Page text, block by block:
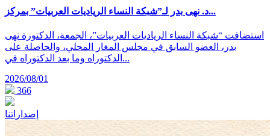
د. نهى بدر لـ”شبكة النساء الرياديات العربيات” بمركز...
استضافت “شبكة النساء الرياديات العربيات”، الجمعة، الدكتورة نهى
بدر، العضو السابق في مجلس المغار المحلي، والحاصلة على
الدكتوراه وما بعد الدكتوراه في...
2026/08/01
366
إصداراتنا